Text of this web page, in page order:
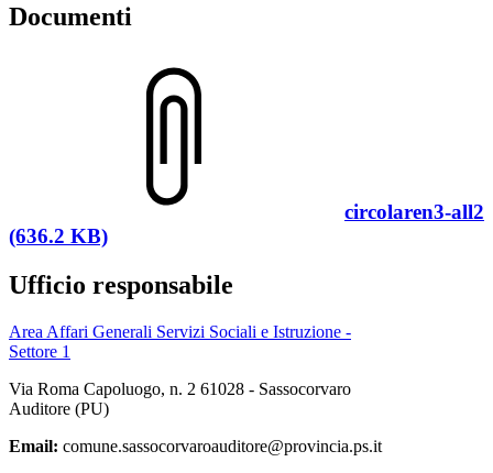
Documenti
circolaren3-all2
(636.2 KB)
Ufficio responsabile
Area Affari Generali Servizi Sociali e Istruzione -
Settore 1
Via Roma Capoluogo, n. 2 61028 - Sassocorvaro
Auditore (PU)
Email: comune.sassocorvaroauditore@provincia.ps.it